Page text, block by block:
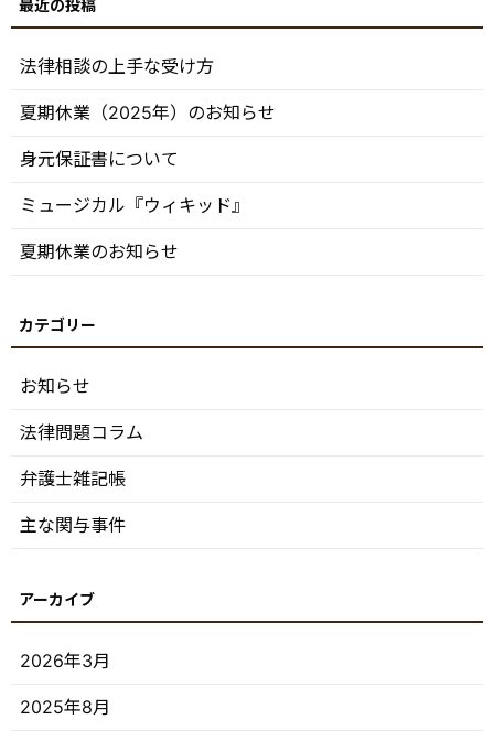
法律相談の上手な受け方
夏期休業（2025年）のお知らせ
身元保証書について
ミュージカル『ウィキッド』
夏期休業のお知らせ
お知らせ
法律問題コラム
弁護士雑記帳
主な関与事件
2026年3月
2025年8月